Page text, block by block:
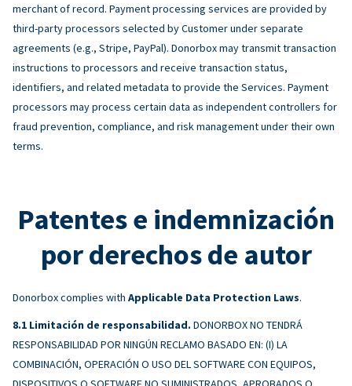
merchant of record. Payment processing services are provided by
third-party processors selected by Customer under separate
agreements (e.g., Stripe, PayPal). Donorbox may transmit transaction
instructions to processors and receive transaction status,
identifiers, and related metadata to provide the Services. Payment
processors may process certain data as independent controllers for
fraud prevention, compliance, and risk management under their own
terms.
Patentes e indemnización
por derechos de autor
Donorbox complies with Applicable Data Protection Laws.
Limitación de responsabilidad. DONORBOX NO TENDRÁ
RESPONSABILIDAD POR NINGÚN RECLAMO BASADO EN: (I) LA
COMBINACIÓN, OPERACIÓN O USO DEL SOFTWARE CON EQUIPOS,